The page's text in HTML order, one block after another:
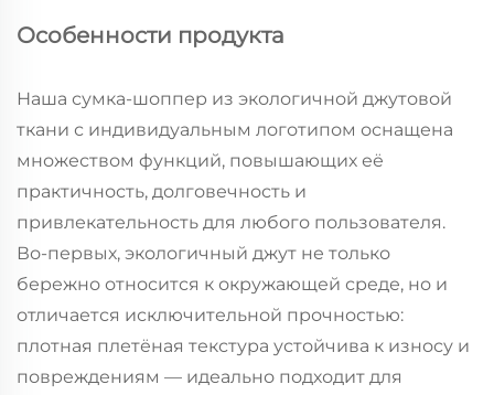
Особенности продукта
Наша сумка-шоппер из экологичной джутовой
ткани с индивидуальным логотипом оснащена
множеством функций, повышающих её
практичность, долговечность и
привлекательность для любого пользователя.
Во-первых, экологичный джут не только
бережно относится к окружающей среде, но и
отличается исключительной прочностью:
плотная плетёная текстура устойчива к износу и
повреждениям — идеально подходит для